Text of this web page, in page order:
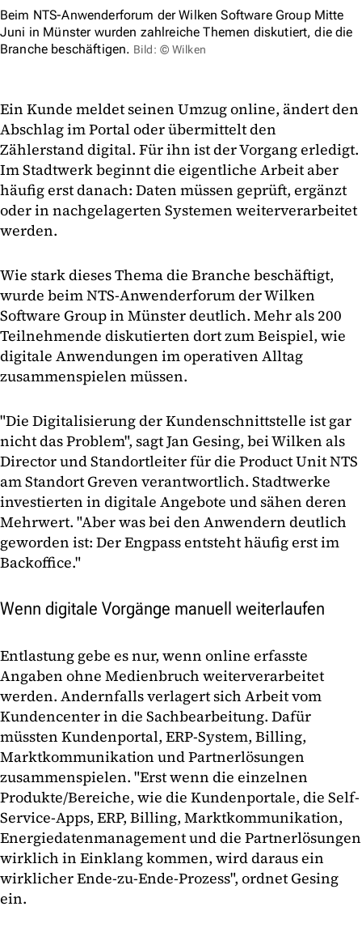
Beim NTS-Anwenderforum der Wilken Software Group Mitte
Juni in Münster wurden zahlreiche Themen diskutiert, die die
Branche beschäftigen. Bild: © Wilken
Ein Kunde meldet seinen Umzug online, ändert den
Abschlag im Portal oder übermittelt den
Zählerstand digital. Für ihn ist der Vorgang erledigt.
Im Stadtwerk beginnt die eigentliche Arbeit aber
häufig erst danach: Daten müssen geprüft, ergänzt
oder in nachgelagerten Systemen weiterverarbeitet
werden.
Wie stark dieses Thema die Branche beschäftigt,
wurde beim NTS-Anwenderforum der Wilken
Software Group in Münster deutlich. Mehr als 200
Teilnehmende diskutierten dort zum Beispiel, wie
digitale Anwendungen im operativen Alltag
zusammenspielen müssen.
"Die Digitalisierung der Kundenschnittstelle ist gar
nicht das Problem", sagt Jan Gesing, bei Wilken als
Director und Standortleiter für die Product Unit NTS
am Standort Greven verantwortlich. Stadtwerke
investierten in digitale Angebote und sähen deren
Mehrwert. "Aber was bei den Anwendern deutlich
geworden ist: Der Engpass entsteht häufig erst im
Backoffice."
Wenn digitale Vorgänge manuell weiterlaufen
Entlastung gebe es nur, wenn online erfasste
Angaben ohne Medienbruch weiterverarbeitet
werden. Andernfalls verlagert sich Arbeit vom
Kundencenter in die Sachbearbeitung. Dafür
müssten Kundenportal, ERP-System, Billing,
Marktkommunikation und Partnerlösungen
zusammenspielen. "Erst wenn die einzelnen
Produkte/Bereiche, wie die Kundenportale, die Self-
Service-Apps, ERP, Billing, Marktkommunikation,
Energiedatenmanagement und die Partnerlösungen
wirklich in Einklang kommen, wird daraus ein
wirklicher Ende-zu-Ende-Prozess", ordnet Gesing
ein.